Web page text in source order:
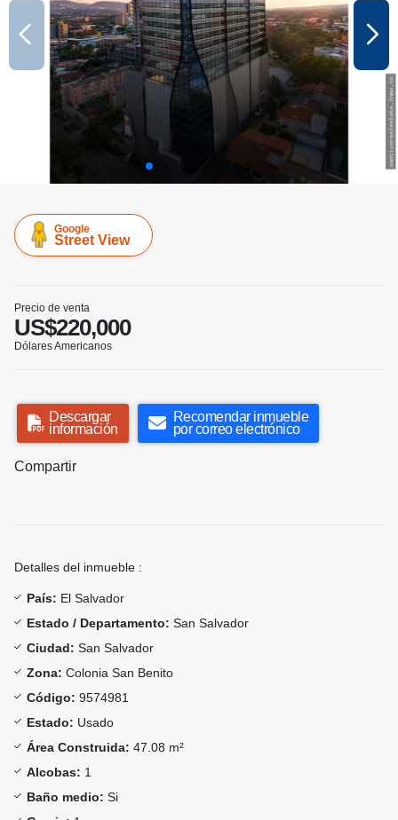
Google
Street View
Precio de venta
US$220,000
Dólares Americanos
Descargar
información
Recomendar inmueble
por correo electrónico
Compartir
Detalles del inmueble :
País: El Salvador
Estado / Departamento: San Salvador
Ciudad: San Salvador
Zona: Colonia San Benito
Código: 9574981
Estado: Usado
Área Construida: 47.08 m²
Alcobas: 1
Baño medio: Si